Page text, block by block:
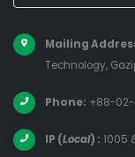
Mailing
Technology,
Phone: +88-02-
IP (Local) : 1005